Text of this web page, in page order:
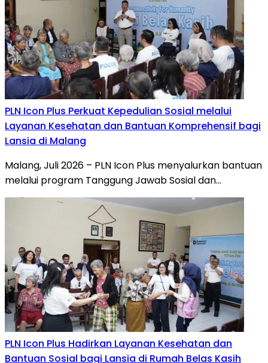
PLN Icon Plus Perkuat Kepedulian Sosial melalui
Layanan Kesehatan dan Bantuan Komprehensif bagi
Lansia di Malang
Malang, Juli 2026 – PLN Icon Plus menyalurkan bantuan
melalui program Tanggung Jawab Sosial dan…
PLN Icon Plus Hadirkan Layanan Kesehatan dan
Bantuan Sosial bagi Lansia di Rumah Belas Kasih